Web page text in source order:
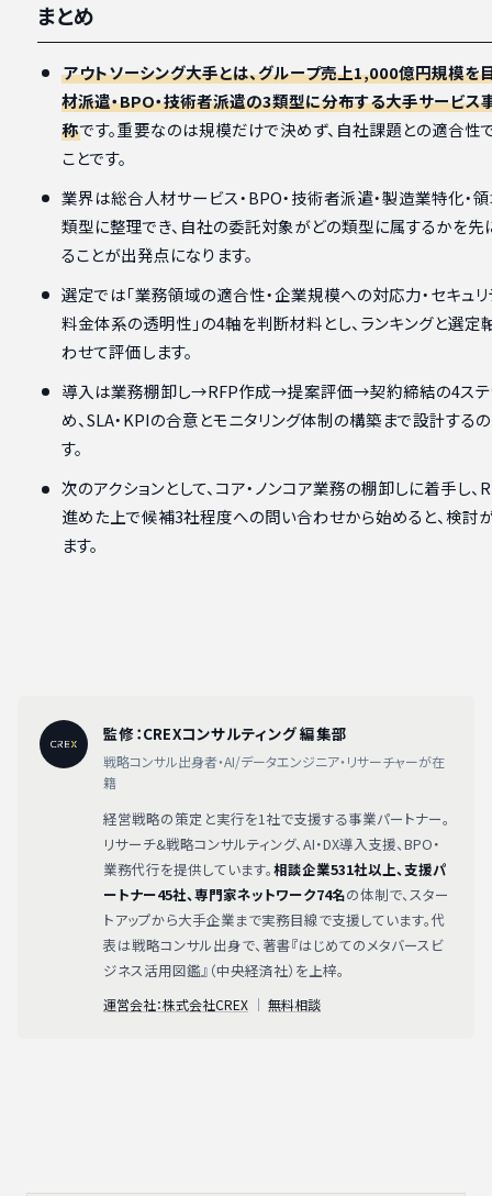
まとめ
アウトソーシング大手とは、グループ売上1,000億円規模を
材派遣・BPO・技術者派遣の3類型に分布する大手サービス
称です。重要なのは規模だけで決めず、自社課題との適合性
ことです。
業界は総合人材サービス・BPO・技術者派遣・製造業特化・
類型に整理でき、自社の委託対象がどの類型に属するかを先
ることが出発点になります。
選定では「業務領域の適合性・企業規模への対応力・セキュリ
料金体系の透明性」の4軸を判断材料とし、ランキングと選定
わせて評価します。
導入は業務棚卸し→RFP作成→提案評価→契約締結の4ステ
め、SLA・KPIの合意とモニタリング体制の構築まで設計する
す。
次のアクションとして、コア・ノンコア業務の棚卸しに着手し、
進めた上で候補3社程度への問い合わせから始めると、検討
ます。
監修：CREXコンサルティング 編集部
戦略コンサル出身者・AI/データエンジニア・リサーチャーが在
籍
経営戦略の策定と実行を1社で支援する事業パートナー。
リサーチ&戦略コンサルティング、AI・DX導入支援、BPO・
業務代行を提供しています。相談企業531社以上、支援パ
ートナー45社、専門家ネットワーク74名の体制で、スター
トアップから大手企業まで実務目線で支援しています。代
表は戦略コンサル出身で、著書『はじめてのメタバースビ
ジネス活用図鑑』（中央経済社）を上梓。
運営会社：株式会社CREX ｜ 無料相談